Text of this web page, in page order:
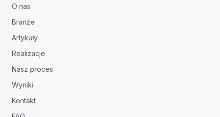
O nas
Branże
Artykuły
Realizacje
Nasz proces
Wyniki
Kontakt